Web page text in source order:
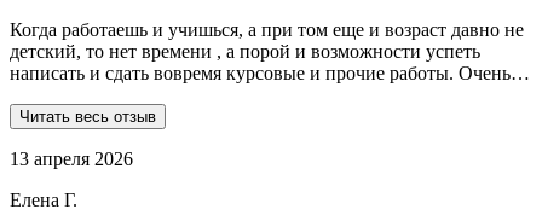
Когда работаешь и учишься, а при том еще и возраст давно не
детский, то нет времени , а порой и возможности успеть
написать и сдать вовремя курсовые и прочие работы. Очень
Dist-help. Все мои проблемы в полном смысле слова взяли на
выполнили очень качественно, вовремя и по очень даже
реагируют и отвечают на все вопросы. Теперь буду
Читать весь отзыв
13 апреля 2026
Елена Г.